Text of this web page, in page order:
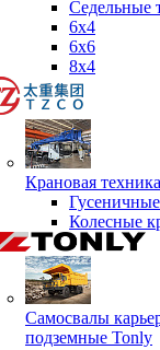
Седельные
6х4
6x6
8x4
Крановая
Колесные
Самосвалы
подземные Tonly